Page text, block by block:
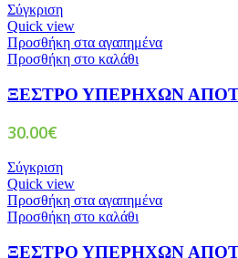
Σύγκριση
Quick view
Προσθήκη στα αγαπημένα
Προσθήκη στο καλάθι
ΞΕΣΤΡΟ ΥΠΕΡΗΧΩΝ
30.00€
Σύγκριση
Quick view
Προσθήκη στα αγαπημένα
Προσθήκη στο καλάθι
ΞΕΣΤΡΟ ΥΠΕΡΗΧΩΝ